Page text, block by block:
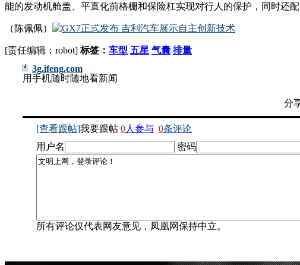
能的发动机舱盖、平直化前格栅和保险杠实现对行人的保护，同时还
（陈佩佩）
[责任编辑：robot] 标签： 车型 五星 气囊 排量
3g.ifeng.com
用手机随时随地看新闻
分
[查看跟帖]我要跟帖 0人参与 0条评论
用户名
密码
所有评论仅代表网友意见，凤凰网保持中立。